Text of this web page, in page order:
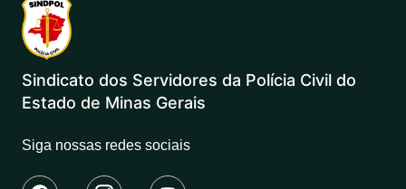
Sindicato dos Servidores da Polícia Civil do
Estado de Minas Gerais
Siga nossas redes sociais